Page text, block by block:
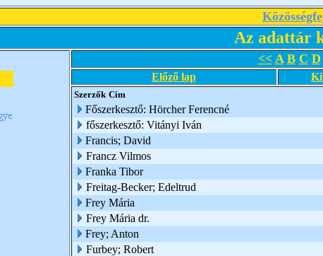
Az adattár
<< A B C D
Előző lap
Szerzők Cím
Főszerkesztő: Hörcher Ferencné
főszerkesztő: Vitányi Iván
Francis; David
Francz Vilmos
Franka Tibor
Freitag-Becker; Edeltrud
Frey Mária
Frey Mária dr.
Frey; Anton
Furbey; Robert